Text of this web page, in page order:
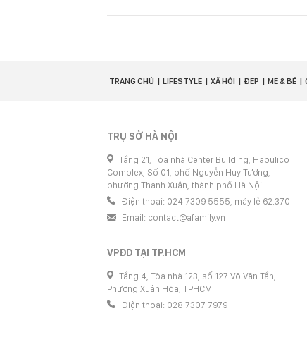
TRANG CHỦ LIFESTYLE XÃ HỘI ĐẸP MẸ & BÉ
TRỤ SỞ HÀ NỘI
Tầng 21, Tòa nhà Center Building, Hapulico
Complex, Số 01, phố Nguyễn Huy Tưởng,
phường Thanh Xuân, thành phố Hà Nội
Điện thoại: 024 7309 5555, máy lẻ 62.370
Email: contact@afamily.vn
VPĐD TẠI TP.HCM
Tầng 4, Tòa nhà 123, số 127 Võ Văn Tần,
Phường Xuân Hòa, TPHCM
Điện thoại: 028 7307 7979